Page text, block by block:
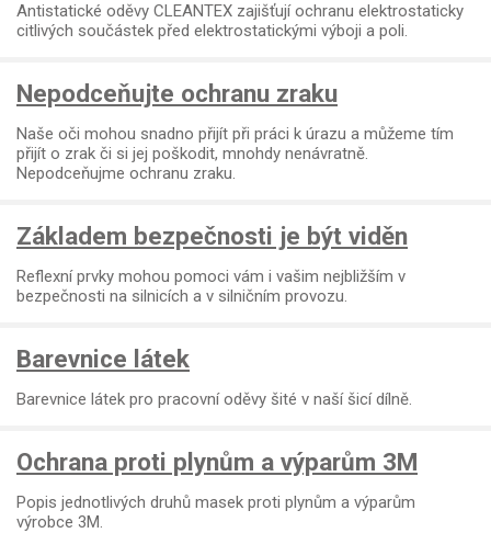
Antistatické oděvy CLEANTEX zajišťují ochranu elektrostaticky
citlivých součástek před elektrostatickými výboji a poli.
Nepodceňujte ochranu zraku
Naše oči mohou snadno přijít při práci k úrazu a můžeme tím
přijít o zrak či si jej poškodit, mnohdy nenávratně.
Nepodceňujme ochranu zraku.
Základem bezpečnosti je být viděn
Reflexní prvky mohou pomoci vám i vašim nejbližším v
bezpečnosti na silnicích a v silničním provozu.
Barevnice látek
Barevnice látek pro pracovní oděvy šité v naší šicí dílně.
Ochrana proti plynům a výparům 3M
Popis jednotlivých druhů masek proti plynům a výparům
výrobce 3M.